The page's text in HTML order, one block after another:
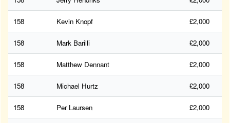
158 Kevin Knopf £2,000
158 Mark Barilli £2,000
158 Matthew Dennant £2,000
158 Michael Hurtz £2,000
158 Per Laursen £2,000